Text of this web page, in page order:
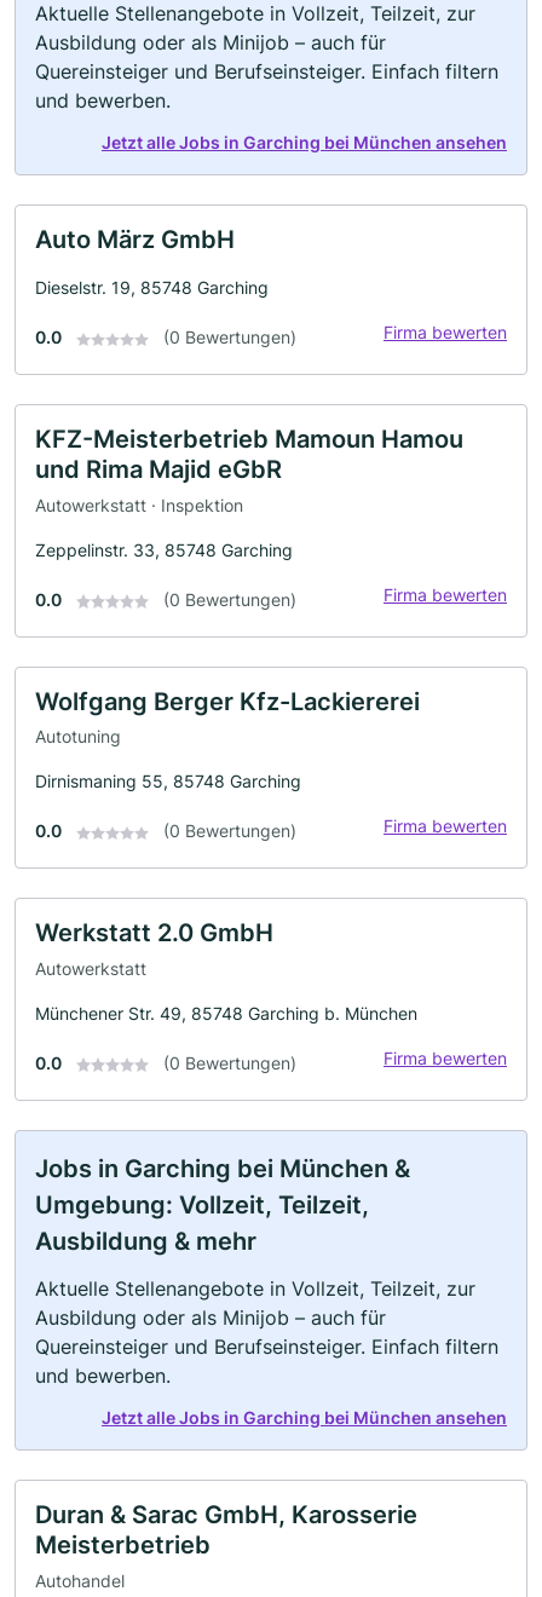
Aktuelle Stellenangebote in Vollzeit, Teilzeit, zur
Ausbildung oder als Minijob – auch für
Quereinsteiger und Berufseinsteiger. Einfach filtern
und bewerben.
Jetzt alle Jobs in Garching bei München ansehen
Auto März GmbH
Dieselstr. 19, 85748 Garching
0.0 (0 Bewertungen) Firma bewerten
KFZ-Meisterbetrieb Mamoun Hamou
und Rima Majid eGbR
Autowerkstatt · Inspektion
Zeppelinstr. 33, 85748 Garching
0.0 (0 Bewertungen) Firma bewerten
Wolfgang Berger Kfz-Lackiererei
Autotuning
Dirnismaning 55, 85748 Garching
0.0 (0 Bewertungen) Firma bewerten
Werkstatt 2.0 GmbH
Autowerkstatt
Münchener Str. 49, 85748 Garching b. München
0.0 (0 Bewertungen) Firma bewerten
Jobs in Garching bei München &
Umgebung: Vollzeit, Teilzeit,
Ausbildung & mehr
Aktuelle Stellenangebote in Vollzeit, Teilzeit, zur
Ausbildung oder als Minijob – auch für
Quereinsteiger und Berufseinsteiger. Einfach filtern
und bewerben.
Jetzt alle Jobs in Garching bei München ansehen
Duran & Sarac GmbH, Karosserie
Meisterbetrieb
Autohandel